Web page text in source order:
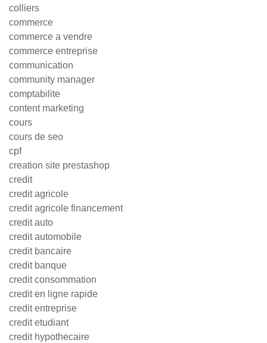
colliers
commerce
commerce a vendre
commerce entreprise
communication
community manager
comptabilite
content marketing
cours
cours de seo
cpf
creation site prestashop
credit
credit agricole
credit agricole financement
credit auto
credit automobile
credit bancaire
credit banque
credit consommation
credit en ligne rapide
credit entreprise
credit etudiant
credit hypothecaire